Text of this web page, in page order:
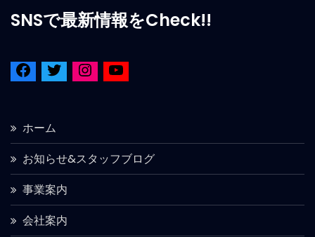
SNSで最新情報をCheck!!
ホーム
お知らせ&スタッフブログ
事業案内
会社案内